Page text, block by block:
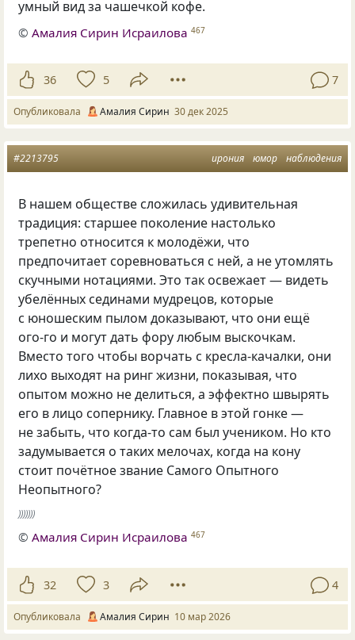
умный вид за чашечкой кофе.
©Амалия Сирин Исраилова 467
36 5 7
Опубликовала Амалия Сирин 30 дек 2025
ирония юмор наблюдения
#2213795
В нашем обществе сложилась удивительная
традиция: старшее поколение настолько
трепетно относится к молодёжи, что
предпочитает соревноваться с ней, а не утомлять
скучными нотациями. Это так освежает — видеть
убелённых сединами мудрецов, которые
с юношеским пылом доказывают, что они ещё
ого-го и могут дать фору любым выскочкам.
Вместо того чтобы ворчать с кресла-качалки, они
лихо выходят на ринг жизни, показывая, что
опытом можно не делиться, а эффектно швырять
его в лицо сопернику. Главное в этой гонке —
не забыть, что когда-то сам был учеником. Но кто
задумывается о таких мелочах, когда на кону
стоит почётное звание Самого Опытного
Неопытного?
)))))))
©Амалия Сирин Исраилова 467
32 3 4
Опубликовала Амалия Сирин 10 мар 2026